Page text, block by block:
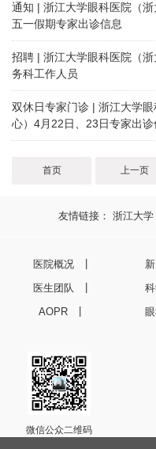
通知 | 浙江大学眼科医院（
五一假期专家出诊信息
招聘 | 浙江大学眼科医院（
务科工作人员
双休日专家门诊 | 浙江大学
心）4月22日、23日专家出诊
首页 上一页
友情链接： 浙江大学|
医院概况
医生团队
AOPR
微信公众二维码